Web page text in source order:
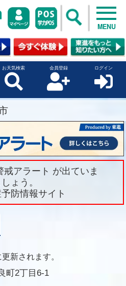
MENU
お天気検索 会員登録 ログイン
アラート が出ていま
ょう。
防情報サイト
新されます。
町2丁目6-1